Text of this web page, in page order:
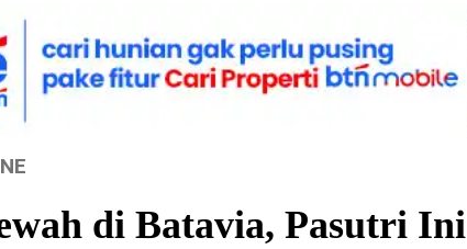
di Batavia, Pasutri Ini